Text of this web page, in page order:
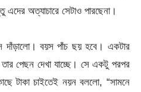
অত্যাচারে সেটাও পারছেনা।
দাঁড়ালো। বয়স পাঁচ ছয় হবে। একটার
পেছন দেখা যাচ্ছে। সে একটু পরপর
টাকা চাইতেই নয়ন বললো, “সামনে